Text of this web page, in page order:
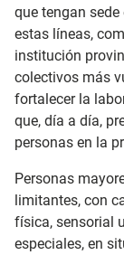
que tengan
estas líneas,
institución
colectivos más
fortalecer la
que, día a día,
personas en la
Personas
limitantes, con
física, sensorial
especiales, en